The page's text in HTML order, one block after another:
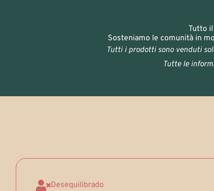
Tutto
Sosteniamo le comunità in
Tutti i prodotti sono venduti
Tutte le
Desequilibrado